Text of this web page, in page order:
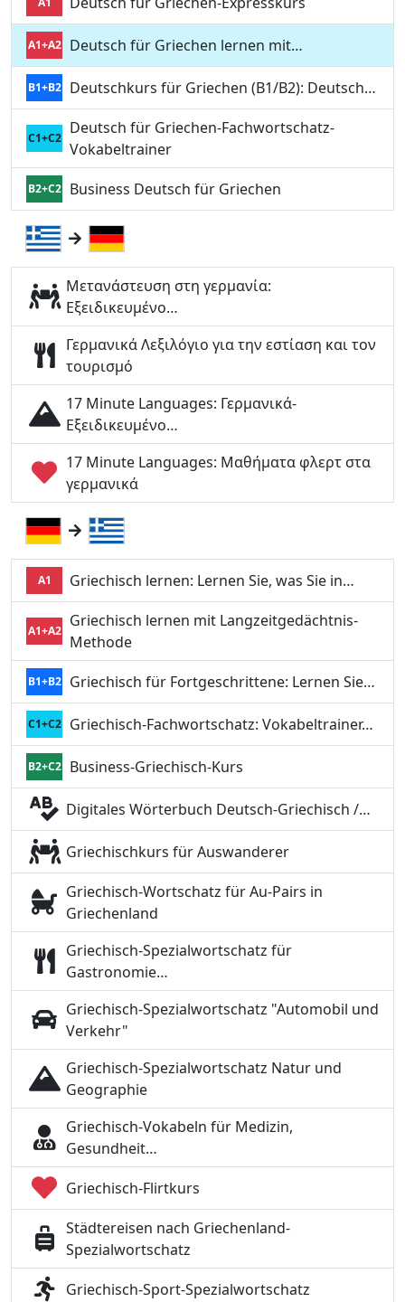
A1+A2 Deutsch für Griechen lernen mit…
B1+B2 Deutschkurs für Griechen (B1/B2): Deutsch…
C1+C2
Deutsch für Griechen-Fachwortschatz-
Vokabeltrainer
B2+C2 Business Deutsch für Griechen
Μετανάστευση στη γερμανία:
Εξειδικευμένο…
Γερμανικά Λεξιλόγιο για την εστίαση και τον
τουρισμό
17 Minute Languages: Γερμανικά-
Εξειδικευμένο…
17 Minute Languages: Μαθήματα φλερτ στα
γερμανικά
A1 Griechisch lernen: Lernen Sie, was Sie in…
A1+A2
Griechisch lernen mit Langzeitgedächtnis-
Methode
B1+B2 Griechisch für Fortgeschrittene: Lernen Sie…
C1+C2 Griechisch-Fachwortschatz: Vokabeltrainer…
B2+C2 Business-Griechisch-Kurs
Digitales Wörterbuch Deutsch-Griechisch /…
Griechischkurs für Auswanderer
Griechisch-Wortschatz für Au-Pairs in
Griechenland
Griechisch-Spezialwortschatz für
Gastronomie…
Griechisch-Spezialwortschatz "Automobil und
Verkehr"
Griechisch-Spezialwortschatz Natur und
Geographie
Griechisch-Vokabeln für Medizin,
Gesundheit…
Griechisch-Flirtkurs
Städtereisen nach Griechenland-
Spezialwortschatz
Griechisch-Sport-Spezialwortschatz